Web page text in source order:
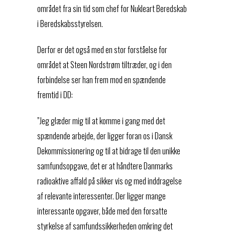
området fra sin tid som chef for Nukleart Beredskab
i Beredskabsstyrelsen.
Derfor er det også med en stor forståelse for
området at Steen Nordstrøm tiltræder, og i den
forbindelse ser han frem mod en spændende
fremtid i DD:
”Jeg glæder mig til at komme i gang med det
spændende arbejde, der ligger foran os i Dansk
Dekommissionering og til at bidrage til den unikke
samfundsopgave, det er at håndtere Danmarks
radioaktive affald på sikker vis og med inddragelse
af relevante interessenter. Der ligger mange
interessante opgaver, både med den forsatte
styrkelse af samfundssikkerheden omkring det